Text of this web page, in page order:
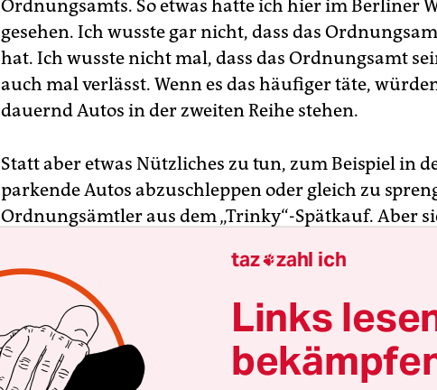
Ordnungsamts. So etwas hatte ich hier im Berliner
gesehen. Ich wusste gar nicht, dass das
hat. Ich wusste nicht mal, dass das Ordnungsamt
auch mal verlässt. Wenn es das häufiger täte,
dauernd Autos in der zweiten Reihe stehen.
Statt aber etwas Nützliches zu tun, zum Beispiel in
parkende Autos abzuschleppen oder gleich zu
Ordnungsämtler aus dem „Trinky“-Spätkauf. Aber
Inhaber hinter den Ordnungsämtlern die Tür ab, da
den Laden dichtgemacht hatten. Womöglich, weil
war.
taz zahl ich
Links